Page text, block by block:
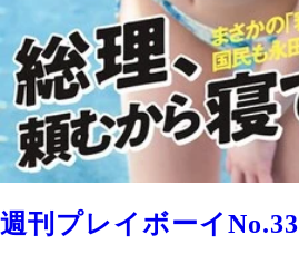
週刊プレイボーイNo.33